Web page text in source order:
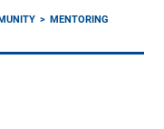
MENTORING